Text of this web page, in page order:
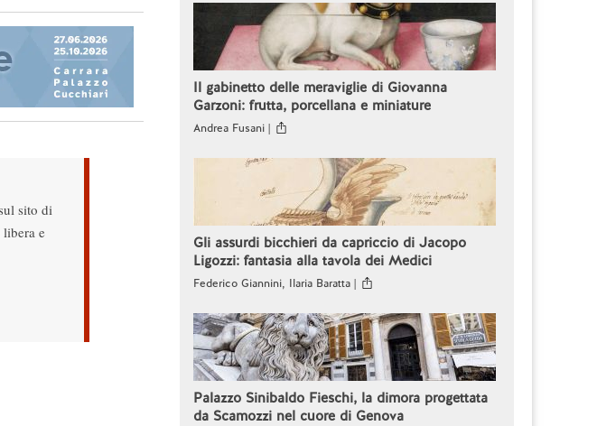
sito di
e
Il gabinetto delle meraviglie di Giovanna
Garzoni: frutta, porcellana e miniature
Andrea Fusani |
Gli assurdi bicchieri da capriccio di Jacopo
Ligozzi: fantasia alla tavola dei Medici
Federico Giannini, Ilaria Baratta |
Palazzo Sinibaldo Fieschi, la dimora progettata
da Scamozzi nel cuore di Genova